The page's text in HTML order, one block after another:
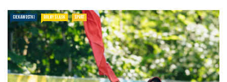
CIEKAWOSTKI DOLNY ŚLĄSK SPORT